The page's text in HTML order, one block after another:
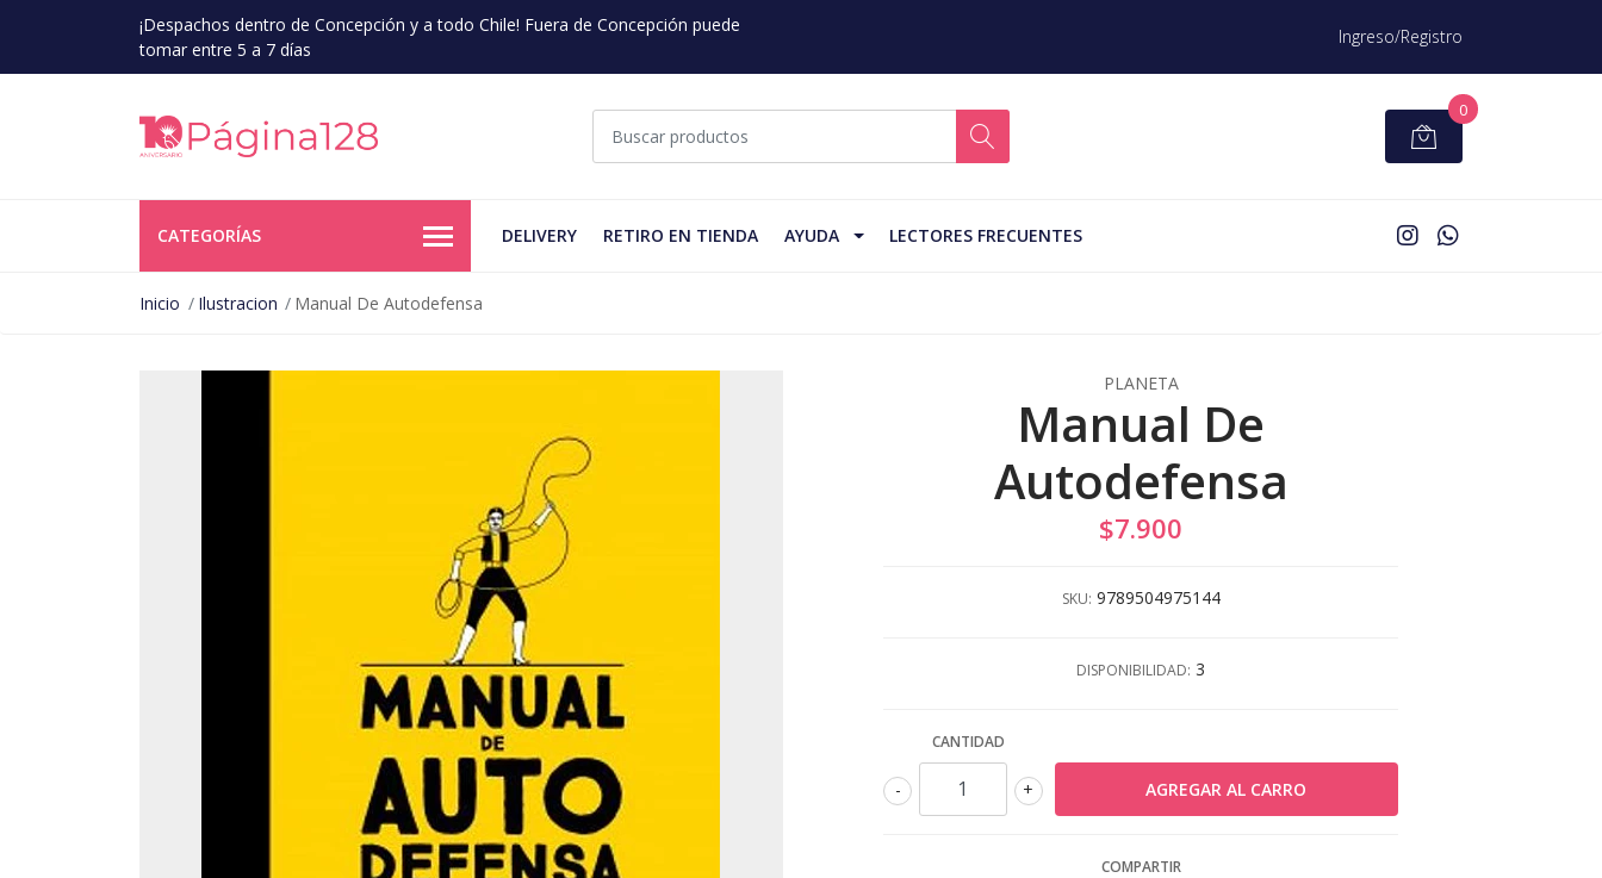
¡Despachos dentro de Concepción y a todo Chile! Fuera de Concepción puede
tomar entre 5 a 7 días
Ingreso/Registro
0
CATEGORÍAS DELIVERY RETIRO EN TIENDA AYUDA LECTORES FRECUENTES
Inicio Ilustracion Manual De Autodefensa
PLANETA
Manual De
Autodefensa
$7.900
SKU: 9789504975144
DISPONIBILIDAD: 3
CANTIDAD
+
-
COMPARTIR